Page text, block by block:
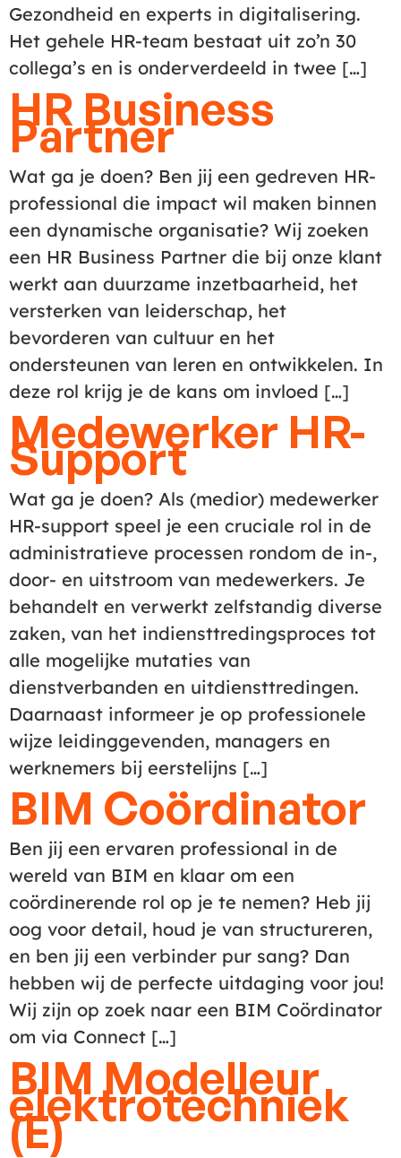
Gezondheid en experts in digitalisering.
Het gehele HR-team bestaat uit zo’n 30
collega’s en is onderverdeeld in twee […]
HR Business
Partner
Wat ga je doen? Ben jij een gedreven HR-
professional die impact wil maken binnen
een dynamische organisatie? Wij zoeken
een HR Business Partner die bij onze klant
werkt aan duurzame inzetbaarheid, het
versterken van leiderschap, het
bevorderen van cultuur en het
ondersteunen van leren en ontwikkelen. In
deze rol krijg je de kans om invloed […]
Medewerker HR-
Support
Wat ga je doen? Als (medior) medewerker
HR-support speel je een cruciale rol in de
administratieve processen rondom de in-,
door- en uitstroom van medewerkers. Je
behandelt en verwerkt zelfstandig diverse
zaken, van het indiensttredingsproces tot
alle mogelijke mutaties van
dienstverbanden en uitdiensttredingen.
Daarnaast informeer je op professionele
wijze leidinggevenden, managers en
werknemers bij eerstelijns […]
BIM Coördinator
Ben jij een ervaren professional in de
wereld van BIM en klaar om een
coördinerende rol op je te nemen? Heb jij
oog voor detail, houd je van structureren,
en ben jij een verbinder pur sang? Dan
hebben wij de perfecte uitdaging voor jou!
Wij zijn op zoek naar een BIM Coördinator
om via Connect […]
BIM Modelleur
elektrotechniek
(E)